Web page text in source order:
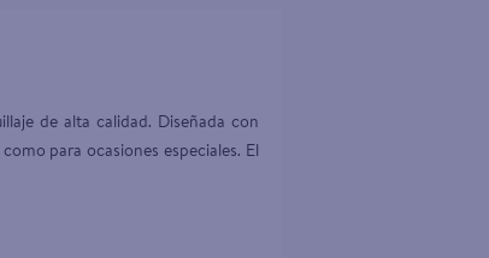
de alta calidad. Diseñada con
para ocasiones especiales. El